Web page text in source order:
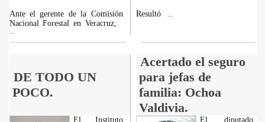
Ante el gerente de la Comisión
Nacional Forestal en Veracruz,
Resultó
DE TODO UN
POCO.
Acertado el seguro
para jefas de
familia: Ochoa
Valdivia.
El Instituto
El diputado